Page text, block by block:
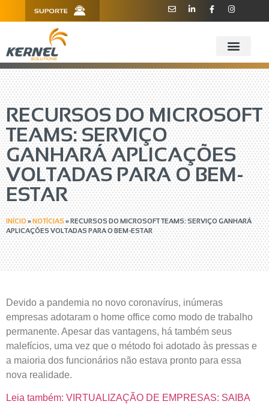
910 - CEP 13208-760 - Jundiaí/SP
RECURSOS DO MICROSOFT
TEAMS: SERVIÇO
GANHARÁ APLICAÇÕES
VOLTADAS PARA O BEM-
ESTAR
INÍCIO»NOTÍCIAS»RECURSOS DO MICROSOFT TEAMS: SERVIÇO GANHARÁ
APLICAÇÕES VOLTADAS PARA O BEM-ESTAR
Devido a pandemia no novo coronavírus, inúmeras
empresas adotaram o home office como modo de trabalho
permanente. Apesar das vantagens, há também seus
malefícios, uma vez que o método foi adotado às pressas e
a maioria dos funcionários não estava pronto para essa
nova realidade.
Leia também: VIRTUALIZAÇÃO DE EMPRESAS: SAIBA